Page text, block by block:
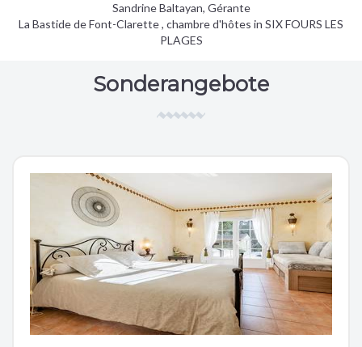
Sandrine Baltayan, Gérante
La Bastide de Font-Clarette, chambre d'hôtes in SIX FOURS LES
PLAGES
Sonderangebote